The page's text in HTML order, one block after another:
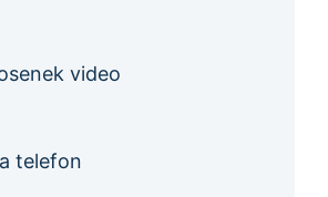
video
telefon